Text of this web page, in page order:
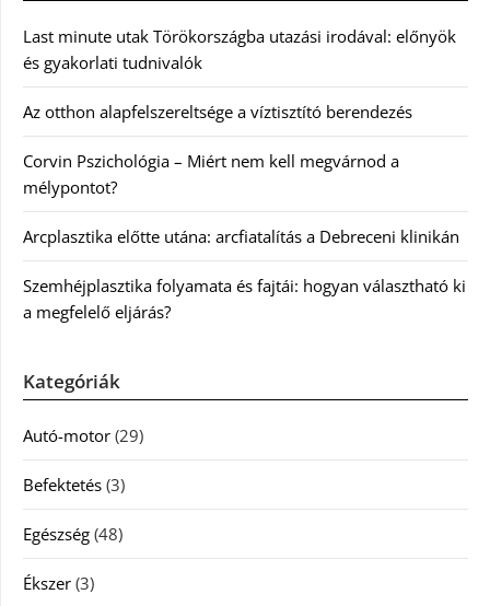
Last minute utak Törökországba utazási irodával: előnyök
és gyakorlati tudnivalók
Az otthon alapfelszereltsége a víztisztító berendezés
Corvin Pszichológia – Miért nem kell megvárnod a
mélypontot?
Arcplasztika előtte utána: arcfiatalítás a Debreceni klinikán
Szemhéjplasztika folyamata és fajtái: hogyan választható ki
a megfelelő eljárás?
Kategóriák
Autó-motor (29)
Befektetés (3)
Egészség (48)
Ékszer (3)